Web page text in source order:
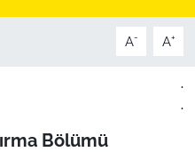
A- A+
.
.
Bölümü